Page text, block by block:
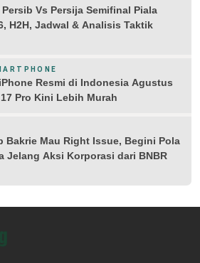
Vs Persija Semifinal Piala
H2H, Jadwal & Analisis Taktik
Resmi di Indonesia Agustus
Pro Kini Lebih Murah
Bakrie Mau Right Issue, Begini Pola
Jelang Aksi Korporasi dari BNBR